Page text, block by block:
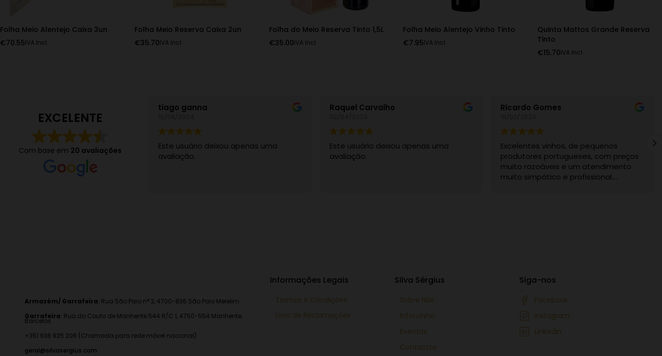
Folha Meio Alentejo Caixa 3un
€70.55IVA Incl.
Folha Meio Reserva Caixa 2un
€35.70IVA Incl.
Folha do Meio Reserva Tinto 1,5L
€35.00IVA Incl.
Folha Meio Alentejo Vinho Tinto
€7.95IVA Incl.
Quinta Mattos Grande Reserva
Tinto
€15.70IVA Incl.
EXCELENTE
Com base em 20 avaliações
tiago ganna
Este usuário deixou apenas uma
avaliação.
Raquel Carvalho
Este usuário deixou apenas uma
avaliação.
Ricardo Gomes
Excelentes vinhos, de pequenos
produtores portugueses, com preços
muito razoáveis e um atendimento
muito simpático e profissional.
Armazém/ Garrafeira: Rua São Paio n° 2, 4700-836 São Paio Merelim
Garrafeira: Rua do Couto de Manhente 544 R/C 1, 4750-554 Manhente,
Barcelos
+351 936 925 206 (Chamada para rede móvel nacional)
geral@silvasergius.com
Informações Legais
Termos e Condições
Livro de Reclamações
Silva Sérgius
Sobre Nós
Inforvinho
Eventos
Contactos
Siga-nos
Facebook
Instagram
Linkedin